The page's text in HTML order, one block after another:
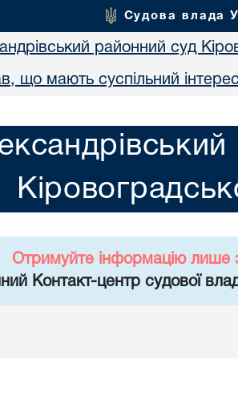
Судова влада
районний суд
що мають суспільний
Отримуйте інформацію лише
Контакт-центр судової